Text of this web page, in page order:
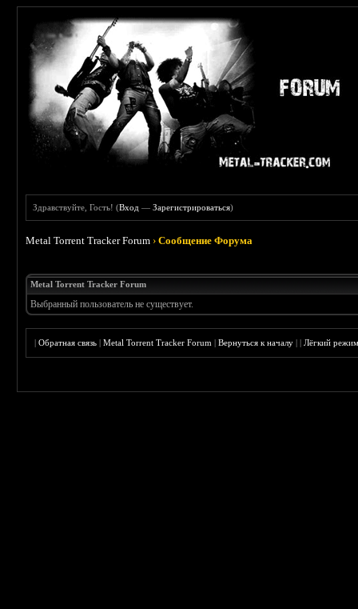
Здравствуйте, Гость! (Вход —Зарегистрироваться)
Metal Torrent Tracker Forum ›Сообщение Форума
Metal Torrent Tracker Forum
Выбранный пользователь не существует.
|Обратная связь |Metal Torrent Tracker Forum |Вернуться к началу ||Лёгкий